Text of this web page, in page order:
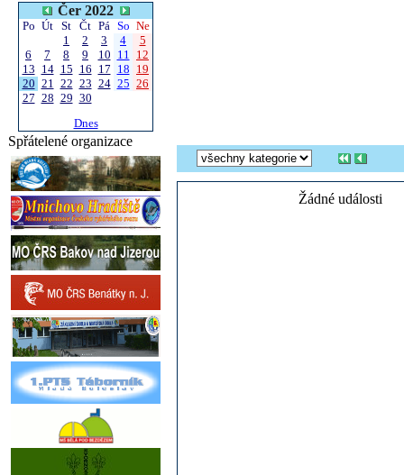
Čer 2022
Po Út St Čt Pá So Ne
1
2 3 4
5
6
7 8 9 10 11 12
13 14 15 16 17 18 19
20 21 22 23 24 25 26
27 28 29 30
Dnes
Spřátelené organizace
Žádné události